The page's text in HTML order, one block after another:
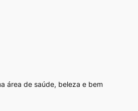
área de saúde, beleza e bem